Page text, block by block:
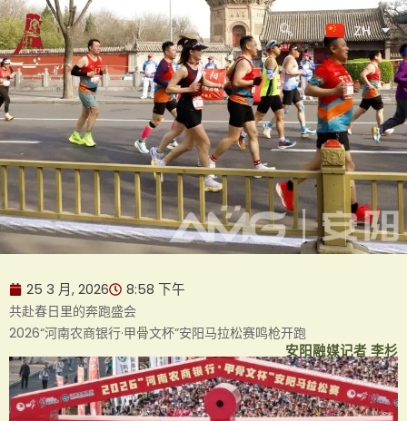
跳
至
内
容
ZH
KO
JA
25 3 月, 2026
8:58 下午
共赴春日里的奔跑盛会
2026“河南农商银行·甲骨文杯”安阳马拉松赛鸣枪开跑
安阳融媒记者 李杉